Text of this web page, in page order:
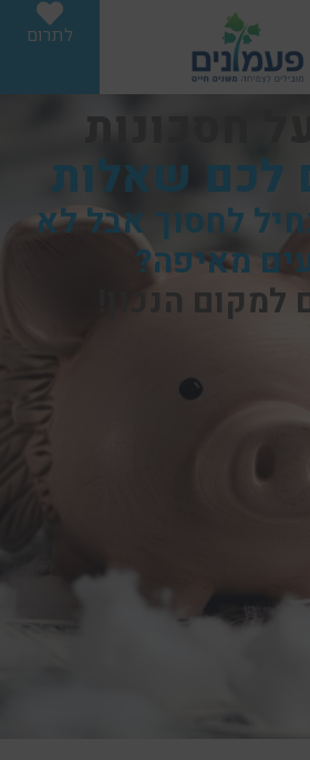
לתרום
לכם שאלות
לחסוך אבל לא
מאיפה?
למקום הנכון!